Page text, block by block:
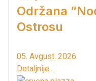
Održana
Ostrosu
05. Avgust. 2026.
Detaljnije...